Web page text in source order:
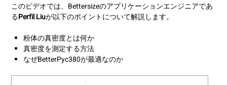
このビデオでは、Bettersizeのアプリケーションエンジニアであ
るPerfil Liuが以下のポイントについて解説します。
粉体の真密度とは何か
真密度を測定する方法
なぜBetterPyc380が最適なのか